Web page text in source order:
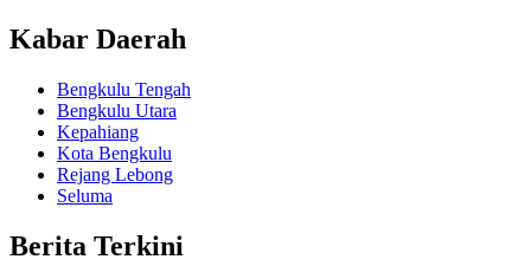
Kabar Daerah
Bengkulu Tengah
Bengkulu Utara
Kepahiang
Kota Bengkulu
Rejang Lebong
Seluma
Berita Terkini